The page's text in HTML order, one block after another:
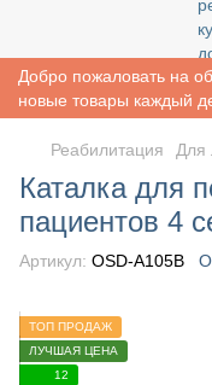
Добро пожаловать на
новые товары каждый
Реабилитация Для
Каталка для
пациентов 4
Артикул: OSD-A105B
ТОП ПРОДАЖ
ЛУЧШАЯ ЦЕНА
12